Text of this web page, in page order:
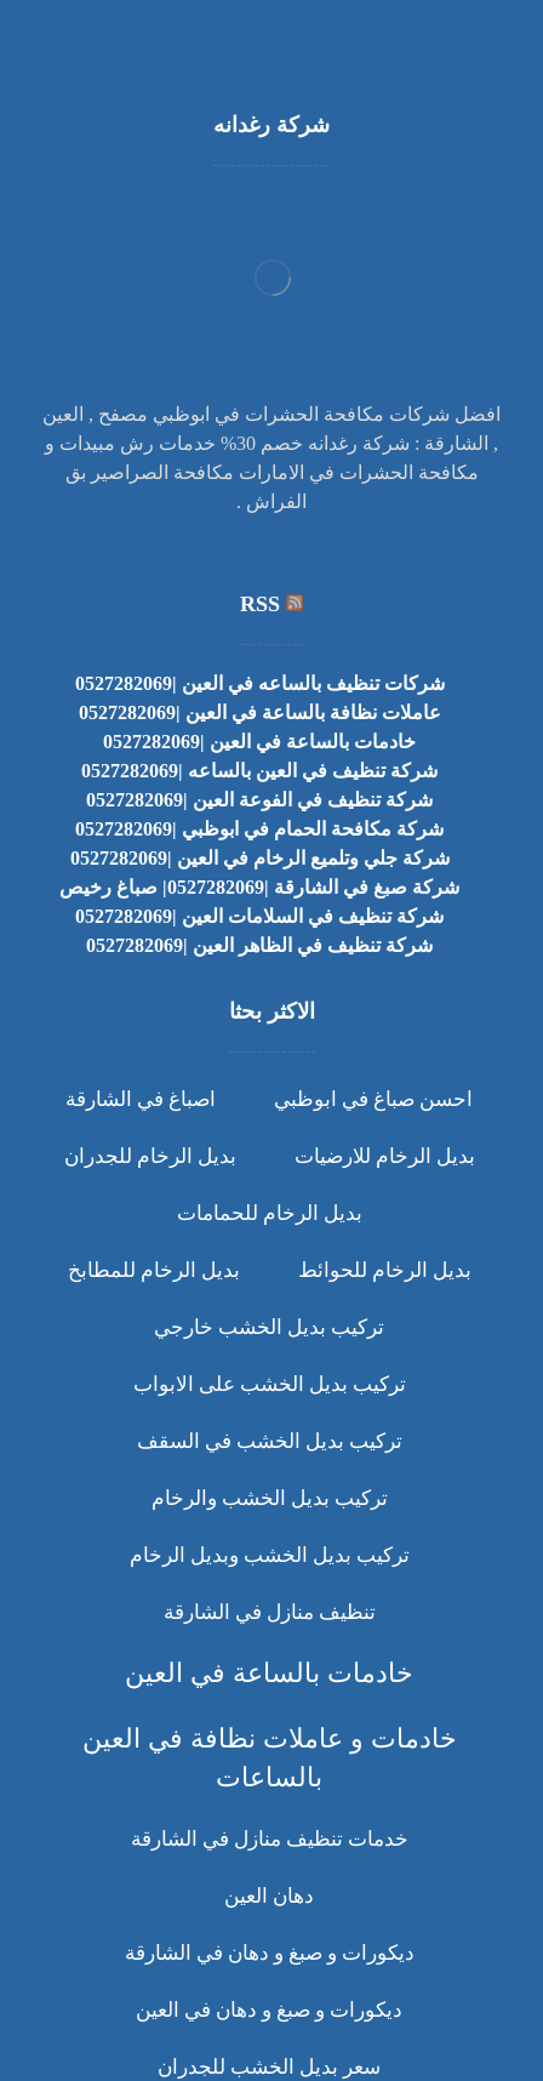
شركة رغدانه
افضل شركات مكافحة الحشرات في ابوظبي مصفح , العين
, الشارقة : شركة رغدانه خصم 30% خدمات رش مبيدات و
مكافحة الحشرات في الامارات مكافحة الصراصير بق
الفراش .
RSS
شركات تنظيف بالساعه في العين |0527282069
عاملات نظافة بالساعة في العين |0527282069
خادمات بالساعة في العين |0527282069
شركة تنظيف في العين بالساعه |0527282069
شركة تنظيف في الفوعة العين |0527282069
شركة مكافحة الحمام في ابوظبي |0527282069
شركة جلي وتلميع الرخام في العين |0527282069
شركة صبغ في الشارقة |0527282069| صباغ رخيص
شركة تنظيف في السلامات العين |0527282069
شركة تنظيف في الظاهر العين |0527282069
الاكثر بحثا
احسن صباغ في ابوظبي اصباغ في الشارقة
بديل الرخام للارضيات بديل الرخام للجدران
بديل الرخام للحمامات
بديل الرخام للحوائط بديل الرخام للمطابخ
تركيب بديل الخشب خارجي
تركيب بديل الخشب على الابواب
تركيب بديل الخشب في السقف
تركيب بديل الخشب والرخام
تركيب بديل الخشب وبديل الرخام
تنظيف منازل في الشارقة
خادمات بالساعة في العين
خادمات و عاملات نظافة في العين
بالساعات
خدمات تنظيف منازل في الشارقة
دهان العين
ديكورات و صبغ و دهان في الشارقة
ديكورات و صبغ و دهان في العين
سعر بديل الخشب للجدران